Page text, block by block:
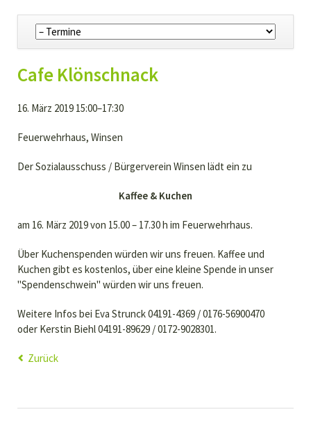
Navigation
überspringen
Cafe Klönschnack
16. März 2019 15:00–17:30
Feuerwehrhaus, Winsen
Der Sozialausschuss / Bürgerverein Winsen lädt ein zu
Kaffee & Kuchen
am 16. März 2019 von 15.00 – 17.30 h im Feuerwehrhaus.
Über Kuchenspenden würden wir uns freuen. Kaffee und
Kuchen gibt es kostenlos, über eine kleine Spende in unser
"Spendenschwein" würden wir uns freuen.
Weitere Infos bei Eva Strunck 04191-4369 / 0176-56900470
oder Kerstin Biehl 04191-89629 / 0172-9028301.
Zurück